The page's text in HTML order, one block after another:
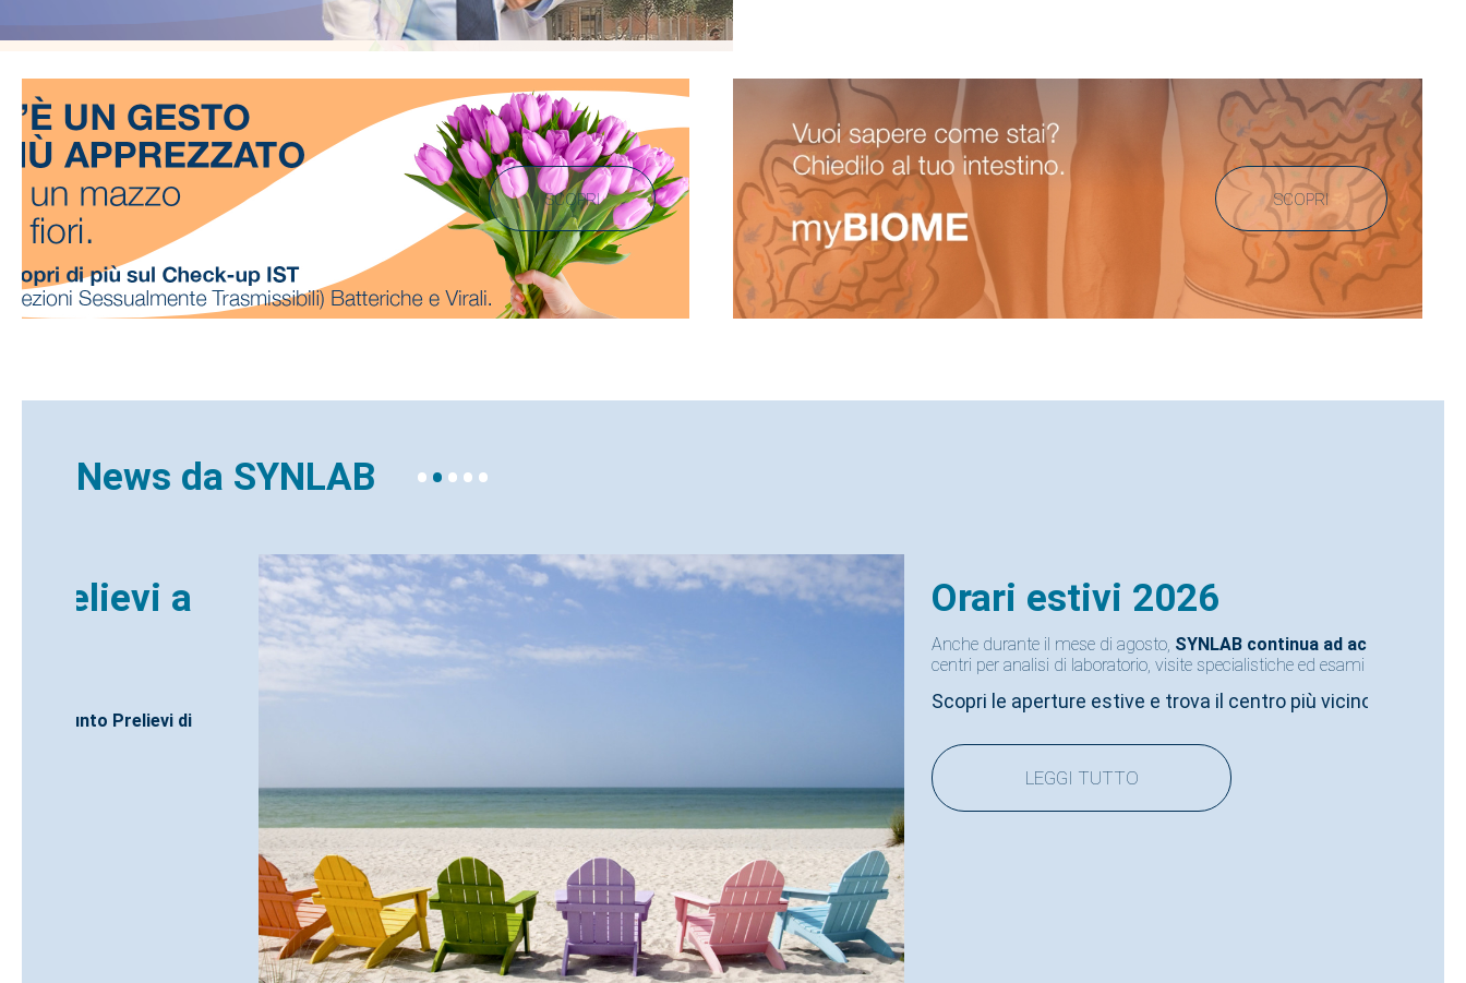
SCOPRI SCOPRI
News da SYNLAB •••••
Orari estivi 2026
Anche durante il mese di agosto,SYNLAB continua ad accogliertinei propri
centri per analisi di laboratorio, visite specialistiche ed esami diagnostici.
Scopri le aperture estive e trova il centro più vicino a te.
LEGGI TUTTO